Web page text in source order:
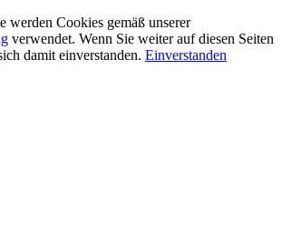
werden Cookies gemäß unserer
verwendet. Wenn Sie weiter auf diesen Seiten
damit einverstanden. Einverstanden